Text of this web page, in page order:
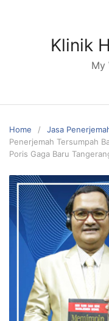
Klinik
My
Home
Jasa
Penerjemah Tersumpah
Poris Gaga Baru